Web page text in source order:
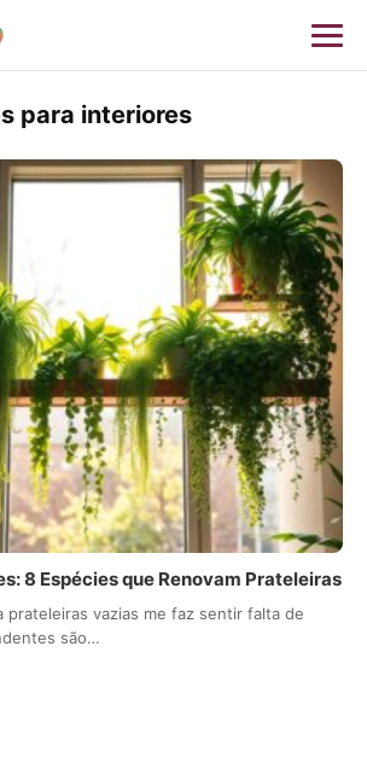
para interiores
8 Espécies que Renovam Prateleiras
prateleiras vazias me faz sentir falta de
são…